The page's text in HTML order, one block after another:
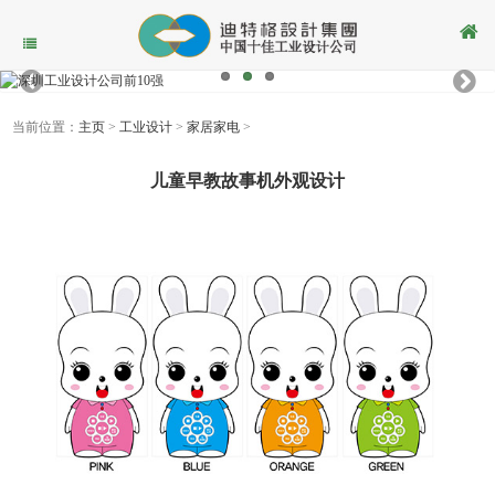
当前位置： 主页 >工业设计 >家居家电 >
儿童早教故事机外观设计